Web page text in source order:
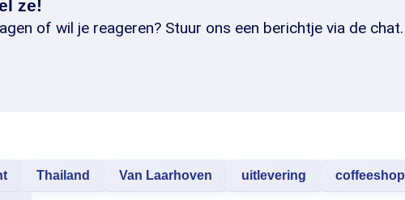
ze!
of wil je reageren? Stuur ons een berichtje via de chat.
Thailand Van Laarhoven uitlevering coffeeshop